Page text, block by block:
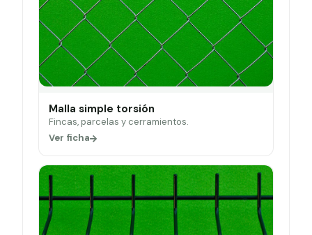
Malla simple torsión
Fincas, parcelas y cerramientos.
Ver ficha